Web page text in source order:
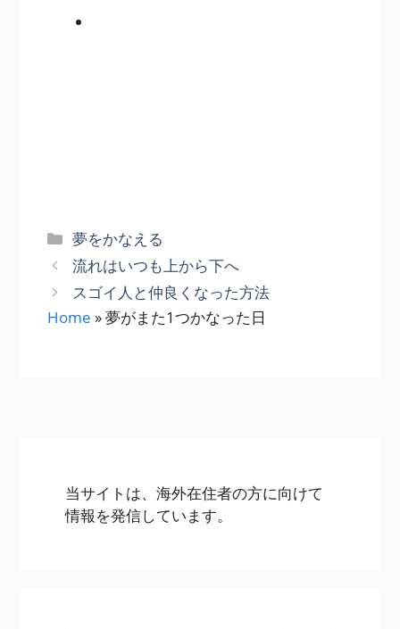
カ
テ
リ
ー
夢をかなえる
流れはいつも上から下へ
スゴイ人と仲良くなった方法
Home »夢がまた1つかなった日
当サイトは、海外在住者の方に向けて
情報を発信しています。